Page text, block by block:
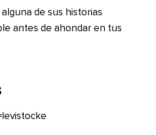
de sus historias
antes de ahondar en tus